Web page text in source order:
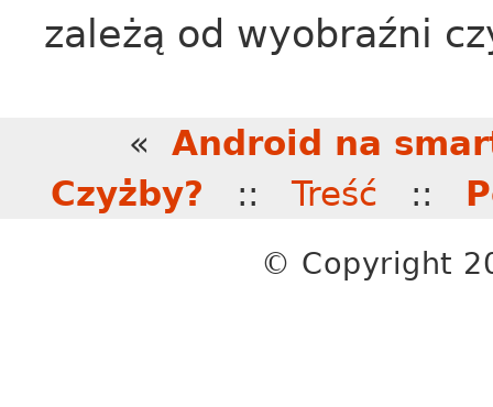
zależą od wyobraźni
« Android na
Czyżby? :: Treść ::
© Copyright